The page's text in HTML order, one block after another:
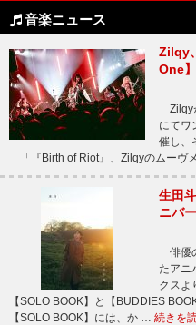
音楽ニュース
Zilqy
One
Zilqy
にてワ
催し、
「『Birth of Riot』、Zilqyのムーヴ
生田
ニバ
俳優
たアニ
クスよ
【SOLO BOOK】と【BUDDIES
【SOLO BOOK】には、か … 続きを